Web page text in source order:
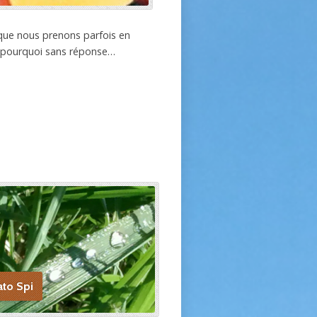
nous prenons parfois en
sans réponse…
Spi